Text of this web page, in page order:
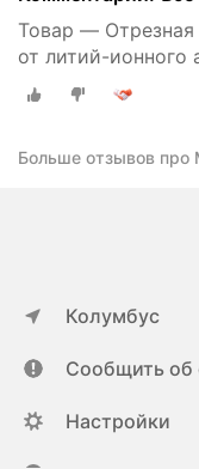
Товар —
от литий-ионного
об/мин
шлифовальная
Больше отзывов
Колумбус
Сообщить об
Настройки